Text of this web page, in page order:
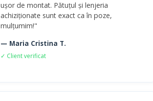
ușor de montat. Pătuțul și lenjeria
achiziționate sunt exact ca în poze,
mulțumim!"
— Maria Cristina T.
✓ Client verificat